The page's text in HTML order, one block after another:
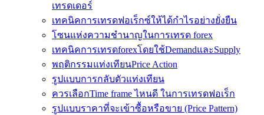
เทรดเดอร์
เทคนิคการเทรดฟอเร็กซ์ให้ได้กำไรอย่างยั่งยืน
โซนแห่งความชำนาญในการเทรด forex
เทคนิคการเทรดforexโดยใช้DemandและSupply
พฤติกรรมแท่งเทียนPrice Action
รูปแบบการกลับตัวแท่งเทียน
ควรเลือกTime frame ไหนดี ในการเทรดฟอเร็ก
รูปแบบราคาที่จะเข้าซื้อหรือขาย (Price Pattern)